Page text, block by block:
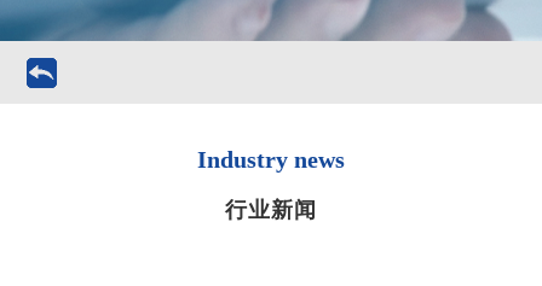
Industry news
行业新闻